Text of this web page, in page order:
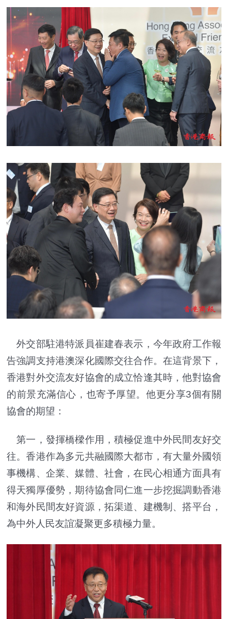
外交部駐港特派員崔建春表示，今年政府工作報
告強調支持港澳深化國際交往合作。在這背景下，
香港對外交流友好協會的成立恰逢其時，他對協會
的前景充滿信心，也寄予厚望。他更分享3個有關
協會的期望：
第一，發揮橋樑作用，積極促進中外民間友好交
往。香港作為多元共融國際大都市，有大量外國領
事機構、企業、媒體、社會，在民心相通方面具有
得天獨厚優勢，期待協會同仁進一步挖掘調動香港
和海外民間友好資源，拓渠道、建機制、搭平台，
為中外人民友誼凝聚更多積極力量。